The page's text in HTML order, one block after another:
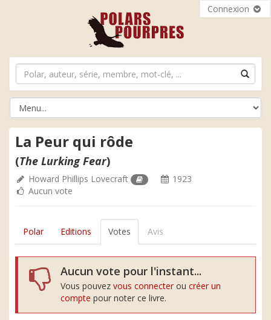
Connexion
La Peur qui rôde
(The Lurking Fear)
Howard Phillips Lovecraft
1923
Aucun vote
Polar Editions Votes Avis
Aucun vote pour l'instant...
Vous pouvez vous connecter ou créer un
compte pour noter ce livre.